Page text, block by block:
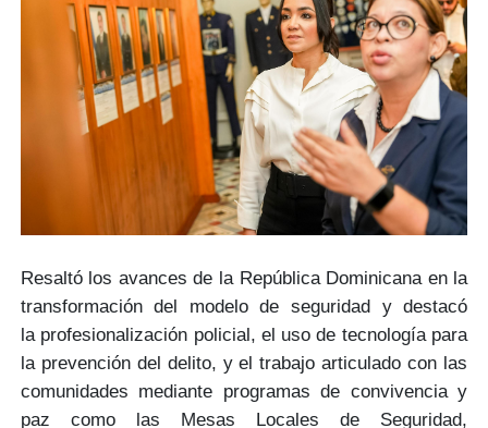
Resaltó los avances de la República Dominicana en la
transformación del modelo de seguridad y destacó
la profesionalización policial, el uso de tecnología para
la prevención del delito, y el trabajo articulado con las
comunidades mediante programas de convivencia y
paz como las Mesas Locales de Seguridad,